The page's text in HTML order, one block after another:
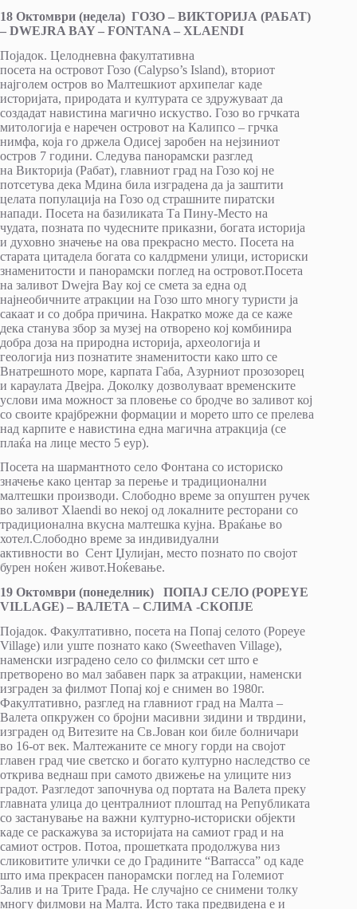
18 Октомври (недела) ГОЗО – ВИКТОРИЈА (РАБАТ)
– DWEJRA BAY – FONTANA – XLAENDI
Појадок. Целодневна факултативна
посета на островот Гозо (Calypso’s Island), вториот
најгoлем остров во Малтешкиот архипелаг каде
историјата, природата и културата се здружуваат да
создадат навистина магично искуство. Гозо во грчката
митологија е наречен островот на Калипсо – грчка
нимфа, која го држела Одисеј заробен на нејзиниот
остров 7 години. Следува панорамски разглед
на Викторија (Рабат), главниот град на Гозо кој не
потсетува дека Мдина била изградена да ја заштити
целата популација на Гозо од страшните пиратски
напади. Посета на базиликата Та Пину-Место на
чудата, позната по чудесните приказни, богата историја
и духовно значење на ова прекрасно место. Посета на
старата цитадела богата со калдрмени улици, историски
знаменитости и панорамски поглед на островот.Посета
на заливот Dwejra Bay кој се смета за една од
најнеобичните атракции на Гозо што многу туристи ја
сакаат и со добра причина. Накратко може да се каже
дека станува збор за музеј на отворено кој комбинира
добра доза на природна историја, археологија и
геологија низ познатите знаменитости како што се
Внатрешното море, карпата Габа, Азурниот прозозорец
и караулата Двејра. Доколку дозволуваат временските
услови има можност за пловење со бродче во заливот кој
со своите крајбрежни формации и морето што се прелева
над карпите е навистина една магична атракција (се
плаќа на лице место 5 еур).
Посета на шармантното село Фонтана со историско
значење како центар за перење и традиционални
малтешки производи. Слободно време за опуштен ручек
во заливот Xlaendi во некој од локалните ресторани со
традиционална вкусна малтешка кујна. Враќање во
хотел.Слободно време за индивидуални
активности во Сент Џулијан, место познато по својот
бурен ноќен живот.Ноќевање.
19 Октомври (понеделник) ПОПАЈ СЕЛО (POPEYE
VILLAGE) – ВАЛЕТА – СЛИМА -СКОПЈЕ
Појадок. Факултативно, посета на Попај селото (Popeye
Village) или уште познато како (Sweethaven Village),
наменски изградено село со филмски сет што е
претворено во мал забавен парк за атракции, наменски
изграден за филмот Попај кој е снимен во 1980г.
Факултативно, разглед на главниот град на Малта –
Валета опкружен со бројни масивни зидини и тврдини,
изграден од Витезите на Св.Јован кои биле болничари
во 16-от век. Малтежаните се многу горди на својот
главен град чие светско и богато културно наследство се
открива веднаш при самото движење на улиците низ
градот. Разгледот започнува од портата на Валета преку
главната улица до централниот плоштад на Републиката
со застанување на важни културно-историски објекти
каде се раскажува за историјата на самиот град и на
самиот остров. Потоа, прошетката продолжува низ
сликовитите улички се до Градините “Barracca” од каде
што има прекрасен панорамски поглед на Големиот
Залив и на Трите Града. Не случајно се снимени толку
многу филмови на Малта. Исто така предвидена е и